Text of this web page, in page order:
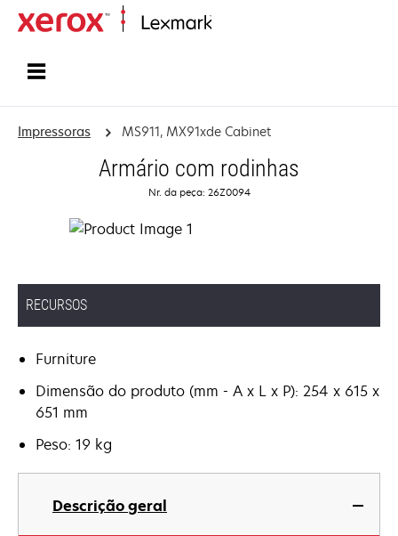
Impressoras MS911, MX91xde Cabinet
Armário com rodinhas
Nr. da peça: 26Z0094
RECURSOS
Furniture
Dimensão do produto (mm - A x L x P): 254 x 615 x
651 mm
Peso: 19 kg
Descrição geral